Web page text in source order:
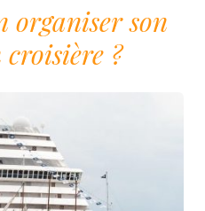
organiser son
croisière ?